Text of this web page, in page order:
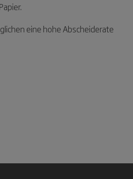
eine hohe Abscheiderate